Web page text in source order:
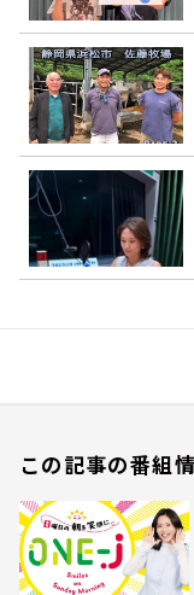
この記事の番組